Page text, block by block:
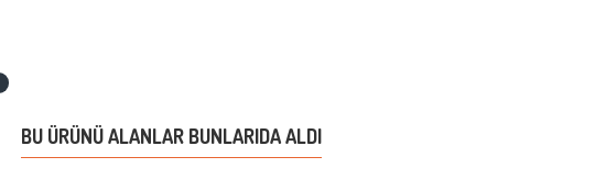
BU ÜRÜNÜ ALANLAR BUNLARIDA ALDI